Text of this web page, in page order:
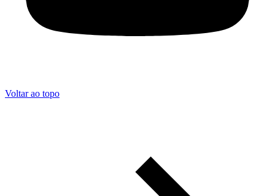
Voltar ao topo